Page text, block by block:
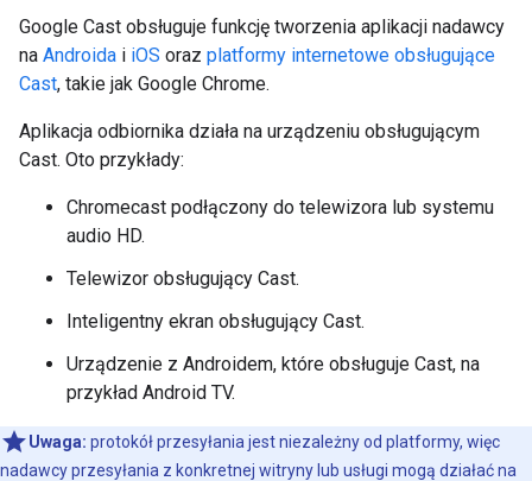
Google Cast obsługuje funkcję tworzenia aplikacji nadawcy
na Androida i iOS oraz platformy internetowe obsługujące
Cast, takie jak Google Chrome.
Aplikacja odbiornika działa na urządzeniu obsługującym
Cast. Oto przykłady:
Chromecast podłączony do telewizora lub systemu
audio HD.
Telewizor obsługujący Cast.
Inteligentny ekran obsługujący Cast.
Urządzenie z Androidem, które obsługuje Cast, na
przykład Android TV.
Uwaga: protokół przesyłania jest niezależny od platformy, więc
nadawcy przesyłania z konkretnej witryny lub usługi mogą działać na